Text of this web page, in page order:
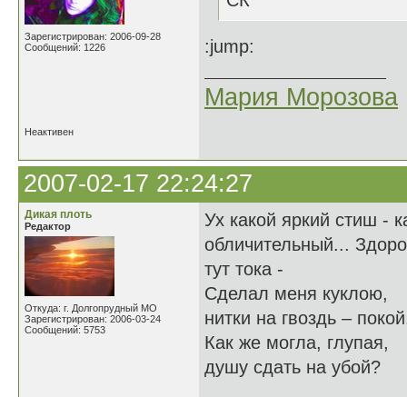
Зарегистрирован: 2006-09-28
Сообщений: 1226
:jump:
Мария Морозова
Неактивен
2007-02-17 22:24:27
Дикая плоть
Редактор
Откуда: г. Долгопрудный МО
Зарегистрирован: 2006-03-24
Сообщений: 5753
Ух какой яркий стиш -
обличительный...
тут тока -
Сделал меня куклою,
нитки на гвоздь –
Как же могла, глупая,
душу сдать на